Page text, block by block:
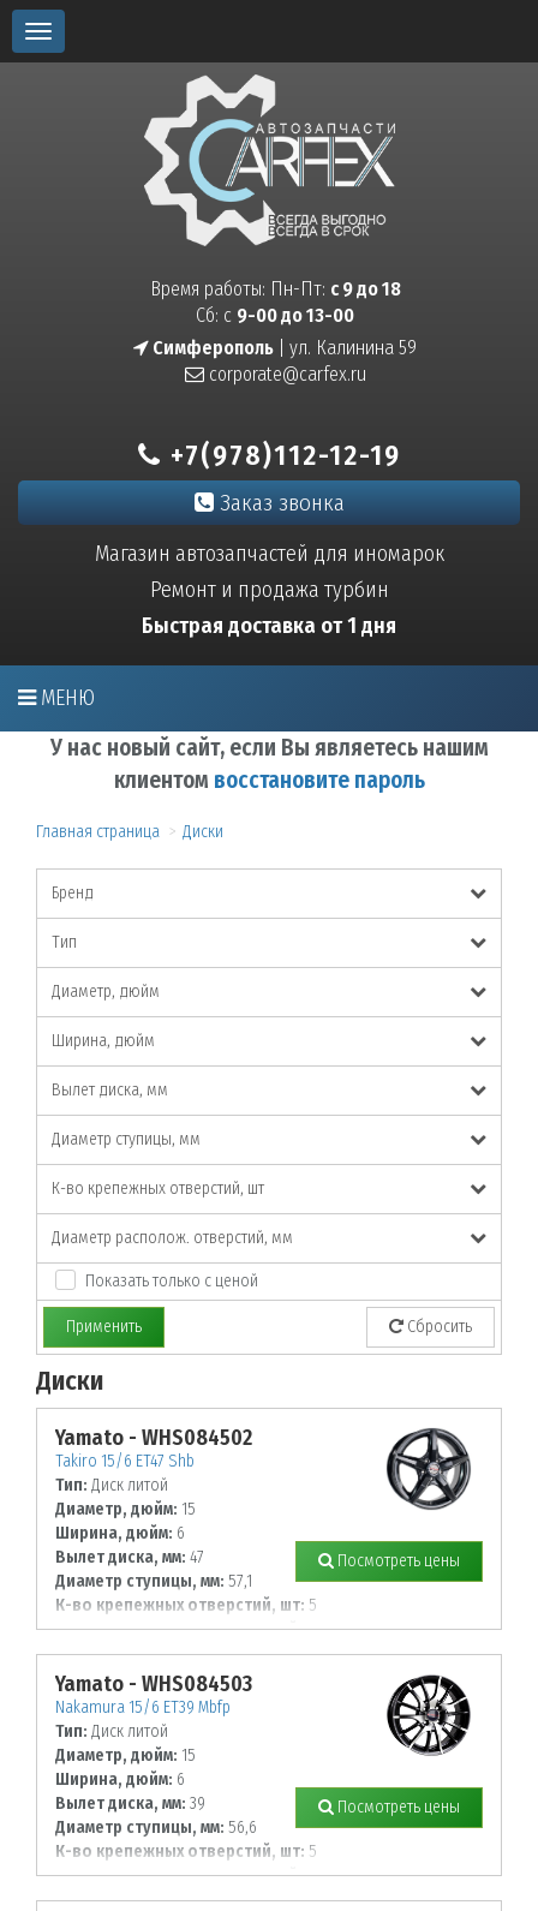
Toggle
navigation
Время работы: Пн-Пт: с 9 до 18
Сб: с 9-00 до 13-00
Симферополь | ул. Калинина 59
corporate@carfex.ru
+7(978)112-12-19
Заказ звонка
Магазин автозапчастей для иномарок
Ремонт и продажа турбин
Быстрая доставка от 1 дня
МЕНЮ
У нас новый сайт, если Вы являетесь нашим
клиентом восстановите пароль
Главная страница Диски
Бренд
Тип
Диаметр, дюйм
Ширина, дюйм
Вылет диска, мм
Диаметр ступицы, мм
К-во крепежных отверстий, шт
Диаметр располож. отверстий, мм
Показать только с ценой
Применить Сбросить
Диски
Yamato - WHS084502
Takiro 15/6 ET47 Shb
Тип: Диск литой
Диаметр, дюйм: 15
Ширина, дюйм: 6
Вылет диска, мм: 47
Диаметр ступицы, мм: 57,1
К-во крепежных отверстий, шт: 5
Диаметр располож. отверстий, мм:
112
Посмотреть цены
Yamato - WHS084503
Nakamura 15/6 ET39 Mbfp
Тип: Диск литой
Диаметр, дюйм: 15
Ширина, дюйм: 6
Вылет диска, мм: 39
Диаметр ступицы, мм: 56,6
К-во крепежных отверстий, шт: 5
Диаметр располож. отверстий, мм:
105
Посмотреть цены
По заданным параметрам товары не найдены!